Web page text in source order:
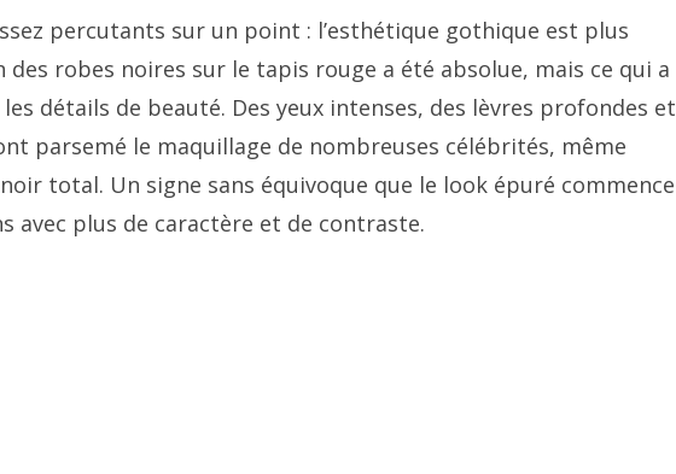
percutants sur un point : l’esthétique gothique est plus
robes noires sur le tapis rouge a été absolue, mais ce qui a
détails de beauté. Des yeux intenses, des lèvres profondes et
parsemé le maquillage de nombreuses célébrités, même
total. Un signe sans équivoque que le look épuré commence
avec plus de caractère et de contraste.